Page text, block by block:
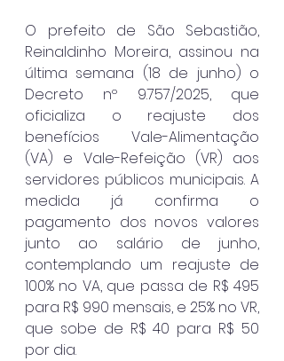
O prefeito de São Sebastião,
Reinaldinho Moreira, assinou na
última semana (18 de junho) o
Decreto nº 9.757/2025, que
oficializa o reajuste dos
benefícios Vale-Alimentação
(VA) e Vale-Refeição (VR) aos
servidores públicos municipais. A
medida já confirma o
pagamento dos novos valores
junto ao salário de junho,
contemplando um reajuste de
100% no VA, que passa de R$ 495
para R$ 990 mensais, e 25% no VR,
que sobe de R$ 40 para R$ 50
por dia.